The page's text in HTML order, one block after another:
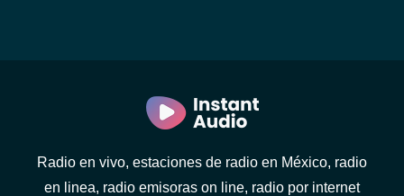
Radio en vivo, estaciones de radio en México, radio
en linea, radio emisoras on line, radio por internet